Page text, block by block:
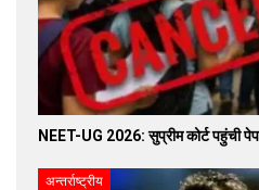
NEET-UG 2026: सुप्रीम कोर्ट पहुंची
अन्तर्राष्ट्रीय